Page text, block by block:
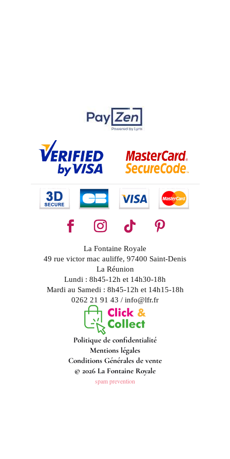
La Fontaine Royale
49 rue victor mac auliffe, 97400 Saint-Denis
La Réunion
Lundi : 8h45-12h et 14h30-18h
Mardi au Samedi : 8h45-12h et 14h15-18h
0262 21 91 43 / info@lfr.fr
Politique de confidentialité
Mentions légales
Conditions Générales de vente
© 2026 La Fontaine Royale
spam prevention